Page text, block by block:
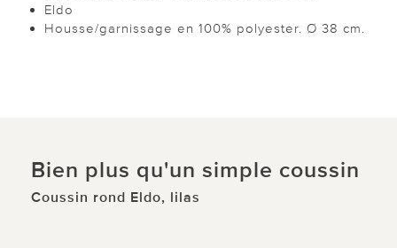
Eldo
Housse/garnissage en 100% polyester. Ø 38 cm.
Bien plus qu'un simple coussin
Coussin rond Eldo, lilas